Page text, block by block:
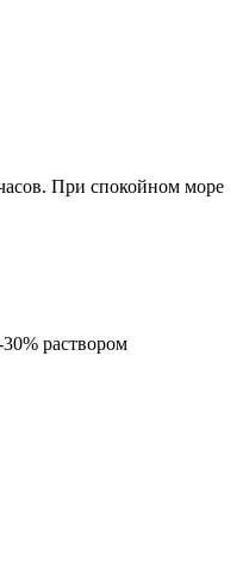
При спокойном море
раствором